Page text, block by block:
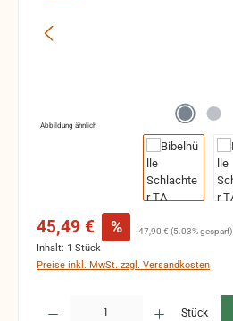
Abbildung ähnlich
Verkaufspreis:
45,49 € % Regulärer Preis:
47,90 €(5.03% gespart)
Inhalt: 1 Stück
Preise inkl. MwSt. zzgl. Versandkosten
Stück